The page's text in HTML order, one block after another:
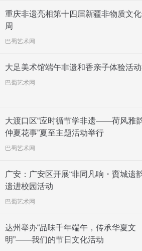
重庆非遗亮相第十四届新疆非物质文
周
巴蜀艺术网
大足美术馆端午非遗和香亲子体验活
巴蜀艺术网
大渡口区“应时循节学非遗——荷风雅
仲夏花事”夏至主题活动举行
巴蜀艺术网
广安：广安区开展“非同凡响・賨城遗
遗进校园活动
巴蜀艺术网
达州举办“品味千年端午，传承华夏文
明”——我们的节日文化活动